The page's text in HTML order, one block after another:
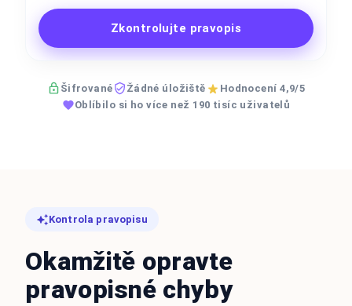
Zkontrolujte pravopis
Šifrované Žádné úložiště
Hodnocení 4,9/5
Oblíbilo si ho více než 190 tisíc uživatelů
Kontrola pravopisu
Okamžitě opravte
pravopisné chyby